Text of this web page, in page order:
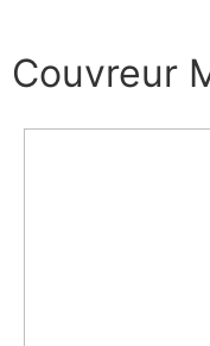
Couvreur